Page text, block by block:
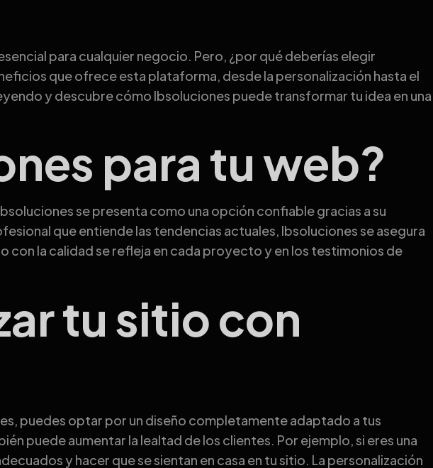
para cualquier negocio. Pero, ¿por qué deberías elegir
que ofrece esta plataforma, desde la personalización hasta el
y descubre cómo Ibsoluciones puede transformar tu idea en una
para tu web?
se presenta como una opción confiable gracias a su
que entiende las tendencias actuales, Ibsoluciones se asegura
con la calidad se refleja en cada proyecto y en los testimonios de
tu sitio con
puedes optar por un diseño completamente adaptado a tus
puede aumentar la lealtad de los clientes. Por ejemplo, si eres una
y hacer que se sientan en casa en tu sitio. La personalización